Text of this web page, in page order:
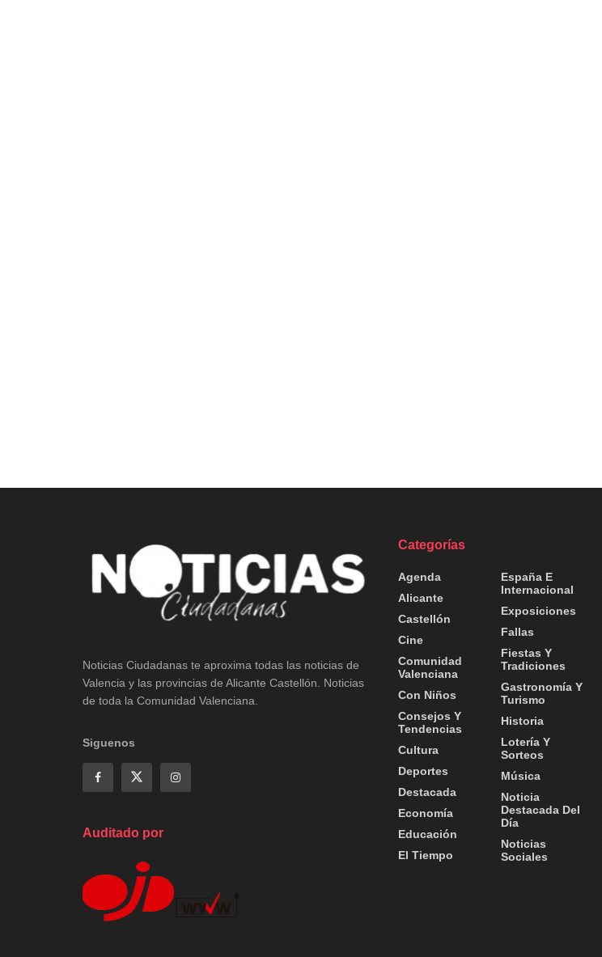
Noticias Ciudadanas te aproxima todas las noticias de
Valencia y las provincias de Alicante Castellón. Noticias
de toda la Comunidad Valenciana.
Siguenos
Auditado por
Categorías
Agenda
Alicante
Castellón
Cine
Comunidad
Valenciana
Con Niños
Consejos Y
Tendencias
Cultura
Deportes
Destacada
Economía
Educación
El Tiempo
España E
Internacional
Exposiciones
Fallas
Fiestas Y
Tradiciones
Gastronomía Y
Turismo
Historia
Lotería Y
Sorteos
Música
Noticia
Destacada Del
Día
Noticias
Sociales